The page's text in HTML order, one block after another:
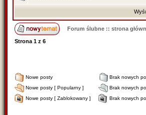
Forum ślubne :: strona
Strona 1 z 6
Nowe posty Brak nowych
Nowe posty [ Popularny ]
Brak nowych
Nowe posty [ Zablokowany ]
Brak nowych